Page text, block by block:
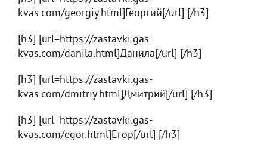
kvas.com/georgiy.html]Георгий[/url] [/h3]
[h3] [url=https://zastavki.gas-
kvas.com/danila.html]Данила[/url] [/h3]
[h3] [url=https://zastavki.gas-
kvas.com/dmitriy.html]Дмитрий[/url] [/h3]
[h3] [url=https://zastavki.gas-
kvas.com/egor.html]Егор[/url] [/h3]